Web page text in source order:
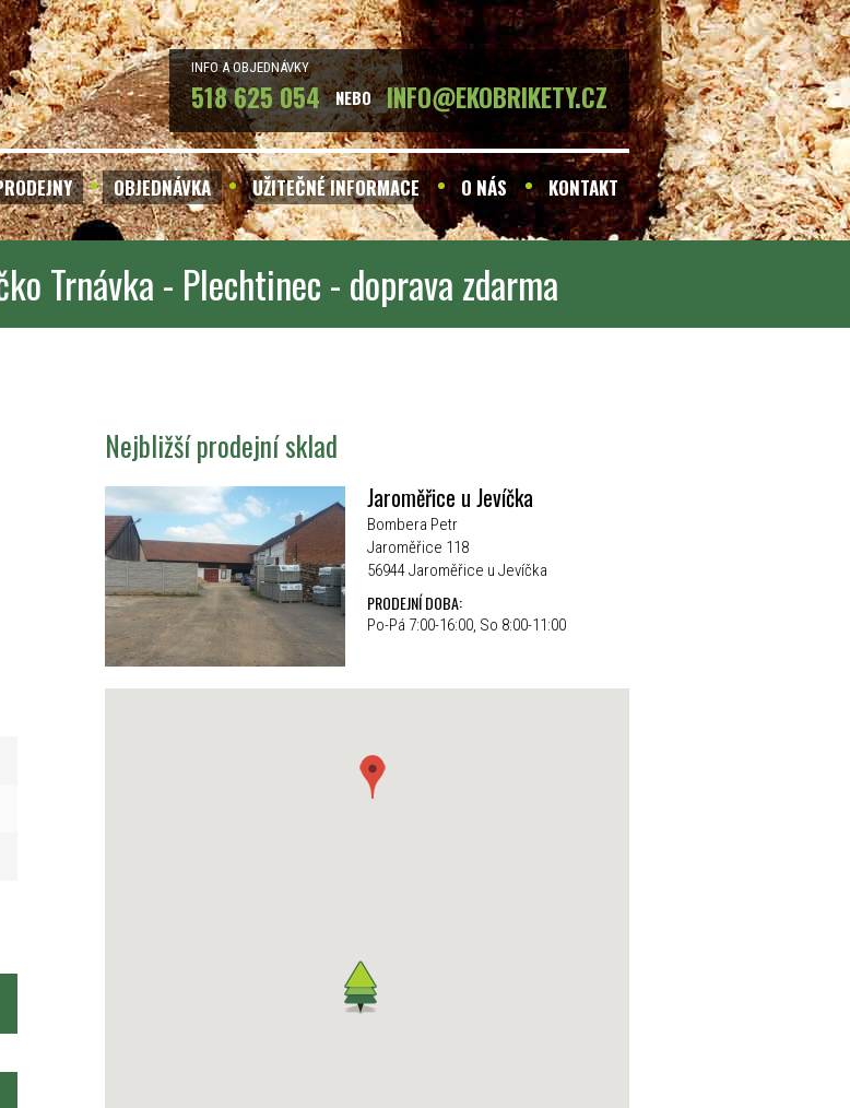
INFO A OBJEDNÁVKY
518 625 054 NEBO INFO@EKOBRIKETY.CZ
OBJEDNÁVKA UŽITEČNÉ INFORMACE O NÁS KONTAKT
Trnávka - Plechtinec - doprava zdarma
Nejbližší prodejní sklad
Jaroměřice u Jevíčka
Bombera Petr
Jaroměřice 118
56944 Jaroměřice u Jevíčka
PRODEJNÍ DOBA:
Po-Pá 7:00-16:00, So 8:00-11:00